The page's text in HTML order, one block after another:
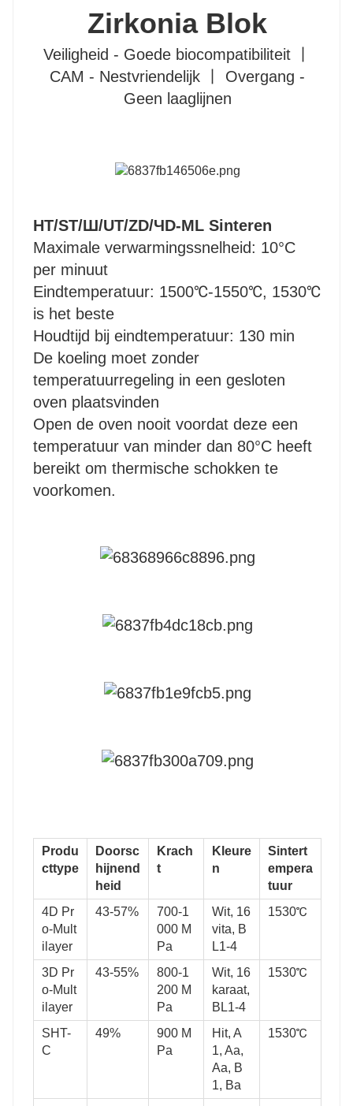
Zirkonia Blok
Veiligheid - Goede biocompatibiliteit 丨
CAM - Nestvriendelijk 丨 Overgang -
Geen laaglijnen
HT/ST/Ш/UT/ZD/ЧD-ML Sinteren
Maximale verwarmingssnelheid: 10°C
per minuut
Eindtemperatuur: 1500℃-1550℃, 1530℃
is het beste
Houdtijd bij eindtemperatuur: 130 min
De koeling moet zonder
temperatuurregeling in een gesloten
oven plaatsvinden
Open de oven nooit voordat deze een
temperatuur van minder dan 80°C heeft
bereikt om thermische schokken te
voorkomen.
Produ
cttype
Doorsc
hijnend
heid
Krach
t
Kleure
n
Sintert
empera
tuur
4D Pr
o-Mult
ilayer
43-57%
700-1
000 M
Pa
Wit, 16
vita, B
L1-4
1530℃
3D Pr
o-Mult
ilayer
43-55%
800-1
200 M
Pa
Wit, 16
karaat,
BL1-4
1530℃
SHT-
C
49%
900 M
Pa
Hit, A
1, Aa,
Aa, B
1, Ba
1530℃